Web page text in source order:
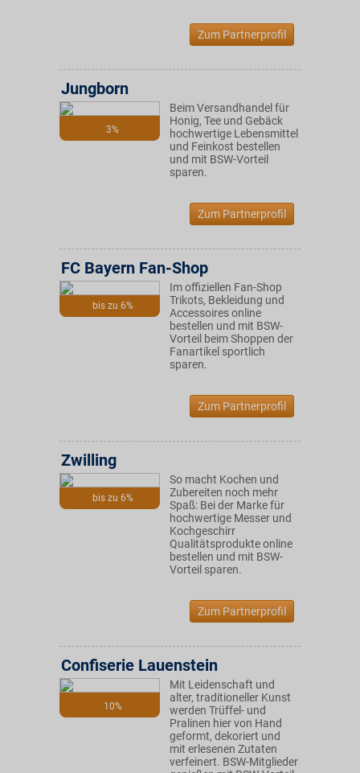
Zum Partnerprofil
3%
Jungborn
Beim Versandhandel für
Honig, Tee und Gebäck
hochwertige Lebensmittel
und Feinkost bestellen
und mit BSW-Vorteil
sparen.
Zum Partnerprofil
bis zu 6%
FC Bayern Fan-Shop
Im offiziellen Fan-Shop
Trikots, Bekleidung und
Accessoires online
bestellen und mit BSW-
Vorteil beim Shoppen der
Fanartikel sportlich
sparen.
Zum Partnerprofil
bis zu 6%
Zwilling
So macht Kochen und
Zubereiten noch mehr
Spaß: Bei der Marke für
hochwertige Messer und
Kochgeschirr
Qualitätsprodukte online
bestellen und mit BSW-
Vorteil sparen.
Zum Partnerprofil
10%
Confiserie Lauenstein
Mit Leidenschaft und
alter, traditioneller Kunst
werden Trüffel- und
Pralinen hier von Hand
geformt, dekoriert und
mit erlesenen Zutaten
verfeinert. BSW-Mitglieder